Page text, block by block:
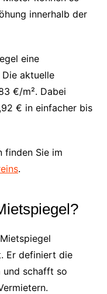
innerhalb der
eine
aktuelle
€/m². Dabei
€ in einfacher bis
finden Sie im
.
Er definiert die
und schafft so